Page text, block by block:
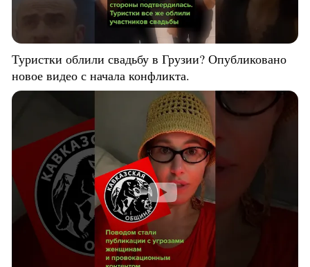
Туристки облили свадьбу в Грузии? Опубликовано
новое видео с начала конфликта.